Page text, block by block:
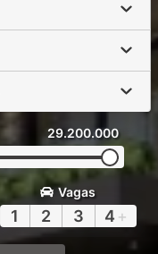
29.200.000
Vagas
1 2 3 4 +